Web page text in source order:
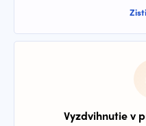
Vyzdvihnutie v